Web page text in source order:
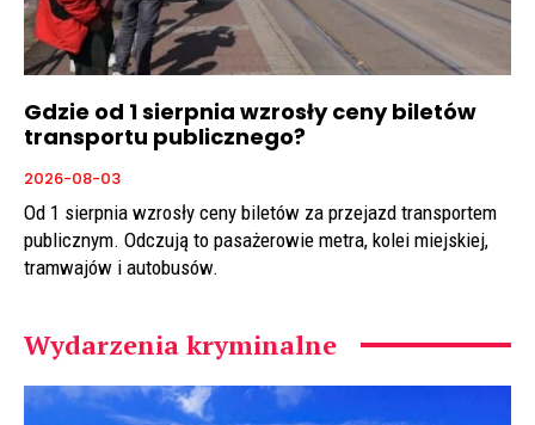
Gdzie od 1 sierpnia wzrosły ceny biletów
transportu publicznego?
2026-08-03
Od 1 sierpnia wzrosły ceny biletów za przejazd transportem
publicznym. Odczują to pasażerowie metra, kolei miejskiej,
tramwajów i autobusów.
Wydarzenia kryminalne